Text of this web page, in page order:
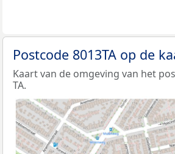
Postcode 8013TA op de
Kaart van de omgeving van het
TA.